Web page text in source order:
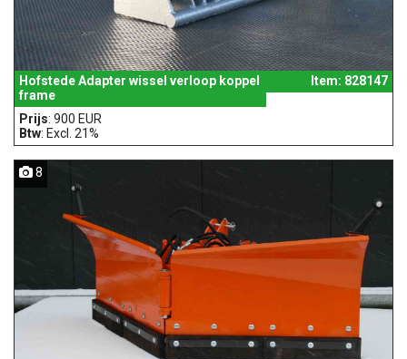
Hofstede Adapter wissel verloop koppel
frame
Item: 828147
Prijs: 900 EUR
Btw: Excl. 21%
8